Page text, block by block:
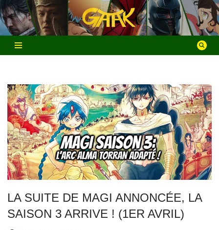
Aller
au
contenu
LA SUITE DE MAGI ANNONCÉE, LA
SAISON 3 ARRIVE ! (1ER AVRIL)